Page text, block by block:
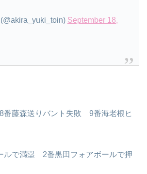
September 18,
番藤森送りバント失敗 9番海老根ヒ
ルで満塁 2番黒田フォアボールで押